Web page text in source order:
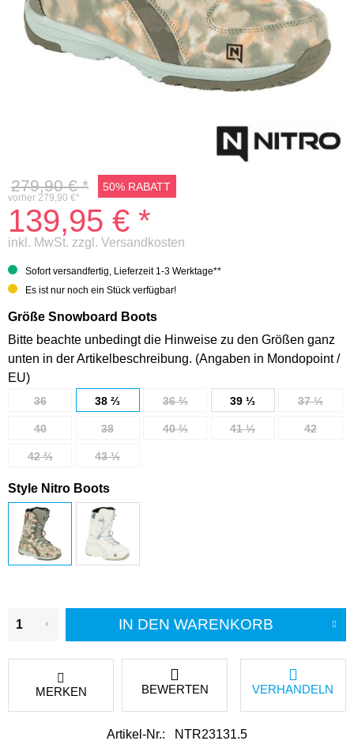
139,95 € *
inkl. MwSt. zzgl. Versandkosten
279,90 € * 50% RABATT
vorher 279,90 €*
Sofort versandfertig, Lieferzeit 1-3 Werktage**
Es ist nur noch ein Stück verfügbar!
Größe Snowboard Boots
Bitte beachte unbedingt die Hinweise zu den Größen ganz
unten in der Artikelbeschreibung. (Angaben in Mondopoint /
EU)
36 38 ⅔ 36 ⅔ 39 ⅓ 37 ⅓
40 38 40 ⅔ 41 ⅓ 42
42 ⅔ 43 ⅓
Style Nitro Boots
IN DEN WARENKORB
MERKEN BEWERTEN VERHANDELN
Artikel-Nr.: NTR23131.5